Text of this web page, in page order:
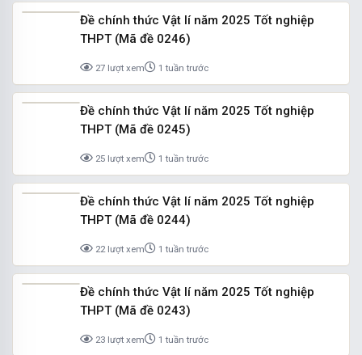
Đề chính thức Vật lí năm 2025 Tốt nghiệp
THPT (Mã đề 0246)
27 lượt xem 1 tuần trước
Đề chính thức Vật lí năm 2025 Tốt nghiệp
THPT (Mã đề 0245)
25 lượt xem 1 tuần trước
Đề chính thức Vật lí năm 2025 Tốt nghiệp
THPT (Mã đề 0244)
22 lượt xem 1 tuần trước
Đề chính thức Vật lí năm 2025 Tốt nghiệp
THPT (Mã đề 0243)
23 lượt xem 1 tuần trước